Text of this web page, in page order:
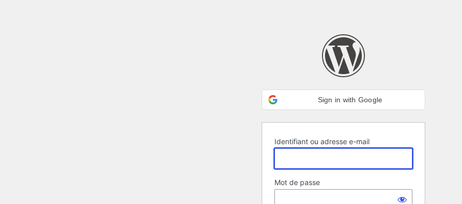
Sign in with Google
Identifiant ou adresse e-mail
Mot de passe